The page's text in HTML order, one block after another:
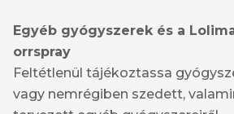
Egyéb gyógyszerek és a
orrspray
Feltétlenül tájékoztassa
vagy nemrégiben szedett,